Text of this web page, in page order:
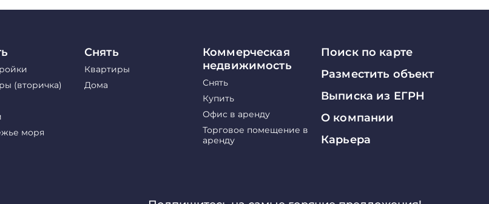
(вторичка)
моря
Снять
Квартиры
Дома
Коммерческая
недвижимость
Снять
Купить
Офис в аренду
Торговое помещение в
аренду
Поиск по карте
Разместить объект
Выписка из ЕГРН
О компании
Карьера